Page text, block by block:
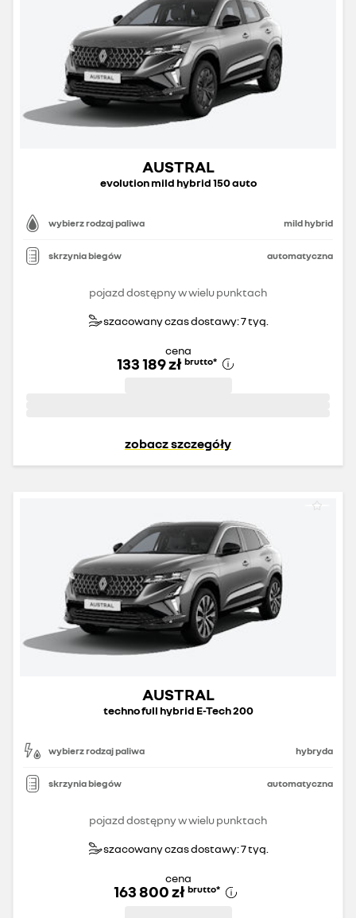
AUSTRAL
evolution mild hybrid 150 auto
wybierz rodzaj paliwa mild hybrid
skrzynia biegów automatyczna
pojazd dostępny w wielu punktach
szacowany czas dostawy: 7 tyg.
cena
133 189 zł brutto*
zobacz szczegóły
AUSTRAL
techno full hybrid E-Tech 200
wybierz rodzaj paliwa hybryda
skrzynia biegów automatyczna
pojazd dostępny w wielu punktach
szacowany czas dostawy: 7 tyg.
cena
163 800 zł brutto*